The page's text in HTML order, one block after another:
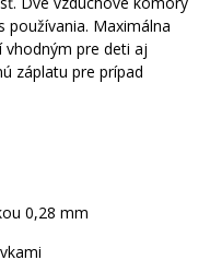
používania. Maximálna
pre deti aj
záplatu pre prípad
0,28 mm